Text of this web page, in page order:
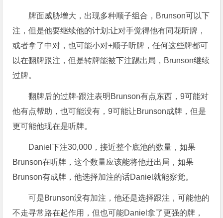
牌面威胁增大，出现多种顺子组合，Brunson可以下
注，但是他要继续他的计划:让对手觉得他有同花听牌，
或者拿了中对，也可能小对+顺子听牌，任何这些牌都可
以在翻牌跟注，但是转牌能被下注踢出局，Brunson继续
过牌。
翻牌后的过牌-跟注表明Brunson有点东西，9可能对
他有点帮助，也可能没有，9可能让Brunson成牌，但是
更可能他现在是听牌。
Daniel下注30,000，接近整个底池的数量，如果
Brunson在听牌，这个数量应该能将他赶出局，如果
Brunson有成牌，他选择加注的话Daniel就能察觉。
可是Brunson没有加注，他还是选择跟注，可能他的
不走寻常路在起作用，但也可能Daniel拿了更强的牌，